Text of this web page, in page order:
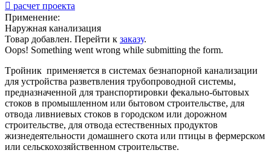
 расчет проекта
Применение:
Наружная канализация
Товар добавлен. Перейти к заказу.
Oops! Something went wrong while submitting the form.
Tройник применяется в системах безнапорной канализации
для устройства разветвления трубопроводной системы,
предназначенной для транспортировки фекально-бытовых
стоков в промышленном или бытовом строительстве, для
отвода ливниевых стоков в городском или дорожном
строительстве, для отвода естественных продуктов
жизнедеятельности домашнего скота или птицы в фермерском
или сельскохозяйственном строительстве.